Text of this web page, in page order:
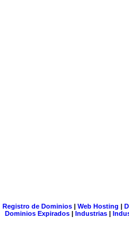
Registro de Dominios| Web Hosting |
Dominios Expirados | Industrias |